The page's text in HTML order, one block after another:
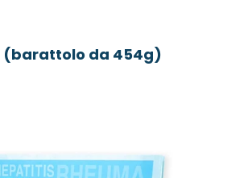
(barattolo da 454g)